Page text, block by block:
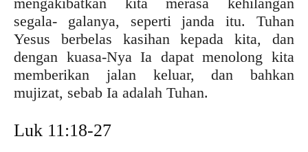
segala- galanya, seperti janda itu. Tuhan
Yesus berbelas kasihan kepada kita, dan
dengan kuasa-Nya Ia dapat menolong kita
memberikan jalan keluar, dan bahkan
mujizat, sebab Ia adalah Tuhan.
Luk 11:18-27